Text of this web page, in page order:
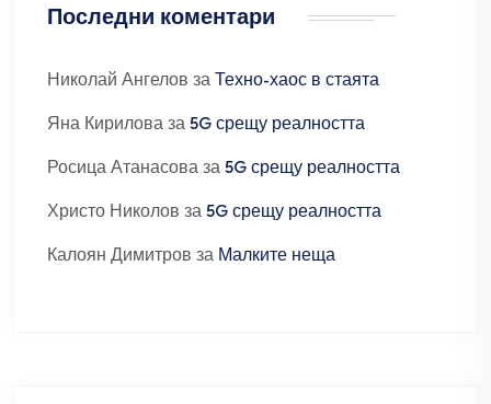
Последни коментари
Николай Ангелов за Техно-хаос в стаята
Яна Кирилова за 5G срещу реалността
Росица Атанасова за 5G срещу реалността
Христо Николов за 5G срещу реалността
Калоян Димитров за Малките неща